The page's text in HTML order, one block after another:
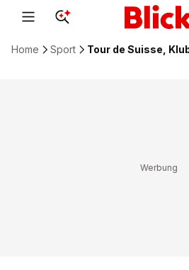
Home Sport Tour de Suisse,